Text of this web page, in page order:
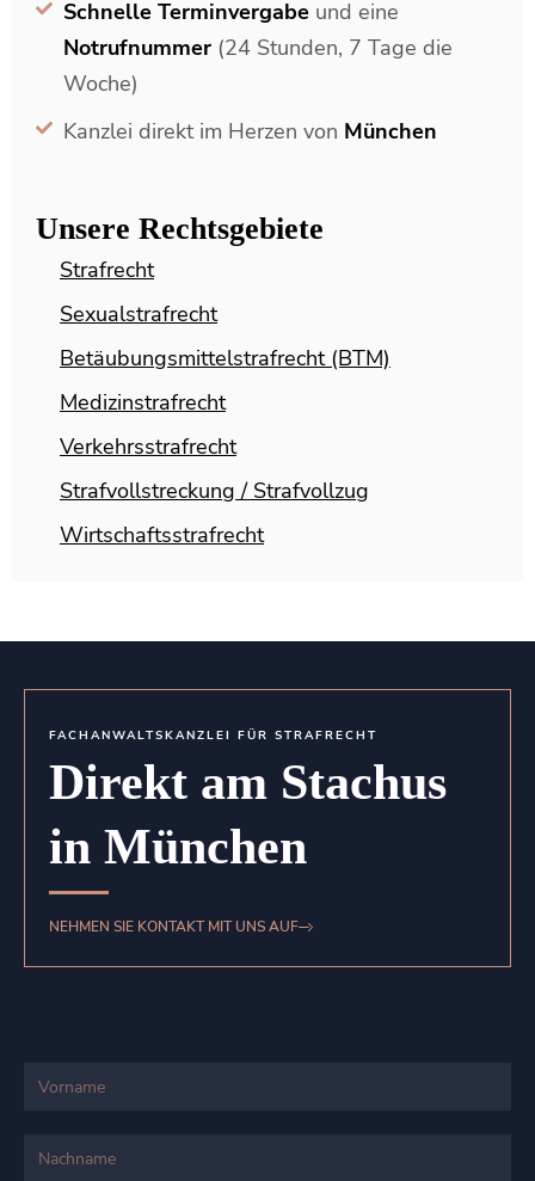
Schnelle Terminvergabeund eine
Notrufnummer(24 Stunden, 7 Tage die
Woche)
Kanzlei direkt im Herzen von München
Unsere Rechtsgebiete
Strafrecht
Sexualstrafrecht
Betäubungsmittelstrafrecht (BTM)
Medizinstrafrecht
Verkehrsstrafrecht
Strafvollstreckung / Strafvollzug
Wirtschaftsstrafrecht
FACHANWALTSKANZLEI FÜR STRAFRECHT
Direkt am Stachus
in München
NEHMEN SIE KONTAKT MIT UNS AUF